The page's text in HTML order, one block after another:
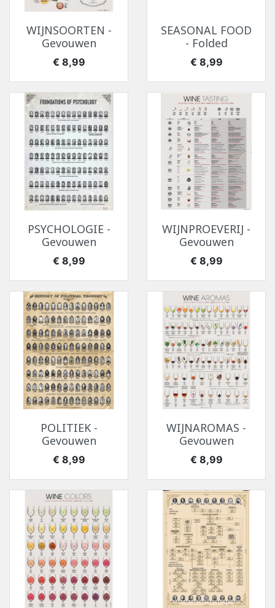
WIJNSOORTEN -
Gevouwen
Prijs
€ 8,99
SEASONAL FOOD
- Folded
Prijs
€ 8,99
PSYCHOLOGIE -
Gevouwen
Prijs
€ 8,99
WIJNPROEVERIJ -
Gevouwen
Prijs
€ 8,99
POLITIEK -
Gevouwen
Prijs
€ 8,99
WIJNAROMAS -
Gevouwen
Prijs
€ 8,99